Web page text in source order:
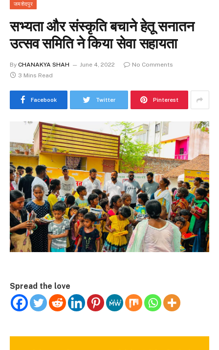
जमशेदपुर
सभ्यता और संस्कृति बचाने हेतू सनातन
उत्सव समिति ने किया सेवा सहायता
By CHANAKYA SHAH June 4, 2022
No Comments
3 Mins Read
Facebook Twitter Pinterest
Spread the love